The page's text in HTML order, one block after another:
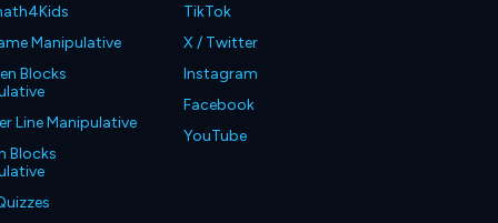
Manipulative
Blocks
Line Manipulative
Blocks
TikTok
X / Twitter
Instagram
Facebook
YouTube